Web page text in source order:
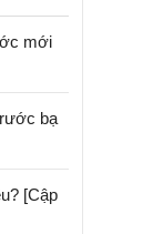
mới
bạ
[Cập